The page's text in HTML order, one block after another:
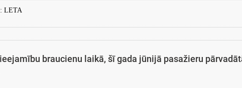
LETA
braucienu laikā, šī gada jūnijā pasažieru